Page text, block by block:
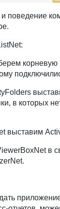
поведение
корневую
в которых
выставим
в